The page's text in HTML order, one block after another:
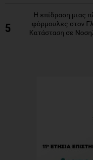
5
Η επίδραση μιας
φόρμουλες στον
Κατάσταση σε